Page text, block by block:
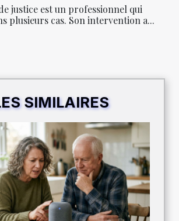
justice est un professionnel qui
plusieurs cas. Son intervention a...
SIMILAIRES